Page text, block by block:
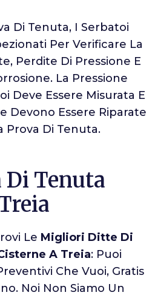
Di Tenuta, I Serbatoi
Per Verificare La
Perdite Di Pressione E
La Pressione
Deve Essere Misurata E
Devono Essere Riparate
Prova Di Tenuta.
Di Tenuta
Le Migliori Ditte Di
A Treia: Puoi
Che Vuoi, Gratis
Noi Non Siamo Un